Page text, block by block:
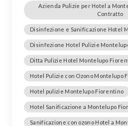
Azienda Pulizie per Hotel a
Contratto
Disinfezione e Sanificazione Hotel
Disinfezione Hotel Pulizie
Ditta Pulizie Hotel Montelupo
Hotel Pulizie con Ozono Montelupo
Hotel pulizie Montelupo Fiorentino
Hotel Sanificazione a Montelupo
Sanificazione con ozono Hotel a